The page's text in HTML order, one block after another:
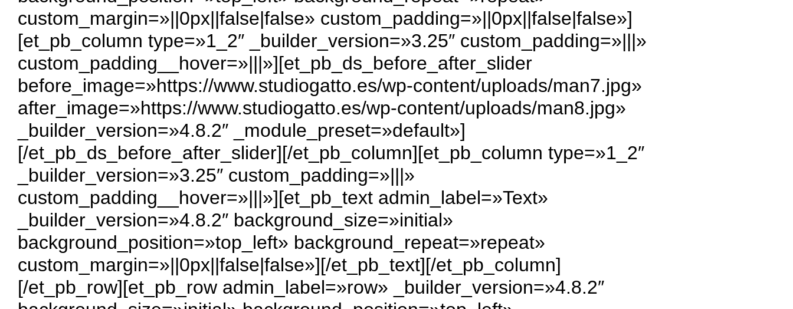
custom_margin=»||0px||false|false» custom_padding=»||0px||false|false»]
[et_pb_column type=»1_2″ _builder_version=»3.25″ custom_padding=»|||»
custom_padding__hover=»|||»][et_pb_ds_before_after_slider
before_image=»https://www.studiogatto.es/wp-content/uploads/man7.jpg»
after_image=»https://www.studiogatto.es/wp-content/uploads/man8.jpg»
_builder_version=»4.8.2″ _module_preset=»default»]
[/et_pb_ds_before_after_slider][/et_pb_column][et_pb_column type=»1_2″
_builder_version=»3.25″ custom_padding=»|||»
custom_padding__hover=»|||»][et_pb_text admin_label=»Text»
_builder_version=»4.8.2″ background_size=»initial»
background_position=»top_left» background_repeat=»repeat»
custom_margin=»||0px||false|false»][/et_pb_text][/et_pb_column]
[/et_pb_row][et_pb_row admin_label=»row» _builder_version=»4.8.2″